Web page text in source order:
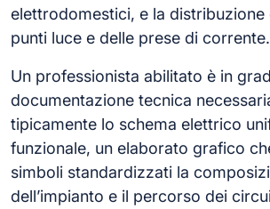
elettrodomestici, e la distribuzione
punti luce e delle prese di corrente.
Un professionista abilitato è in
documentazione tecnica
tipicamente lo schema elettrico
funzionale, un elaborato grafico
simboli standardizzati la
dell’impianto e il percorso dei